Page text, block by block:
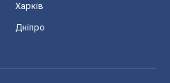
Харків
Дніпро